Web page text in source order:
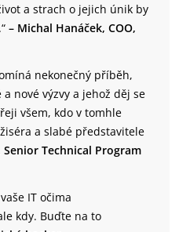
a strach o jejich únik by
– Michal Hanáček, COO,
nekonečný příběh,
nové výzvy a jehož děj se
všem, kdo v tomhle
a slabé představitele
Senior Technical Program
IT očima
kdy. Buďte na to